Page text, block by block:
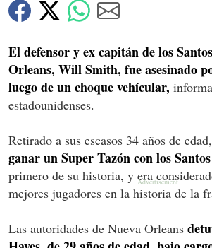
El defensor y ex capitán de los
Orleans, Will Smith, fue asesinado
luego de un choque vehícular,
estadounidenses.
Retirado a sus escasos 34 años de edad,
ganar un Super Tazón con los
primero de su historia, y era
mejores jugadores en la historia de la
Las autoridades de Nueva Orleans